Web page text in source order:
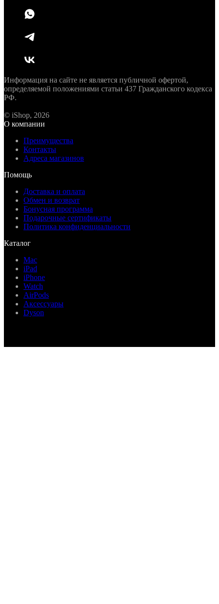
Информация на сайте не является публичной офертой,
определяемой положениями статьи 437 Гражданского кодекса
РФ.
© iShop, 2026
О компании
Преимущества
Контакты
Адреса магазинов
Помощь
Доставка и оплата
Обмен и возврат
Бонусная программа
Подарочные сертификаты
Политика конфиденциальности
Каталог
Mac
iPad
iPhone
Watch
AirPods
Аксессуары
Dyson